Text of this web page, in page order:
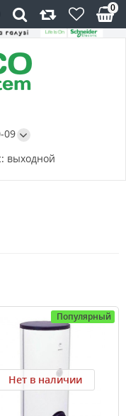
09
выходной
0
Популярный
Нет в наличии